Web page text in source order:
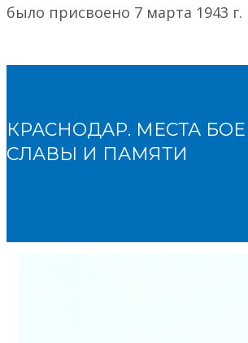
было присвоено 7 марта 1943 г.
КРАСНОДАР. МЕСТА
СЛАВЫ И ПАМЯТИ